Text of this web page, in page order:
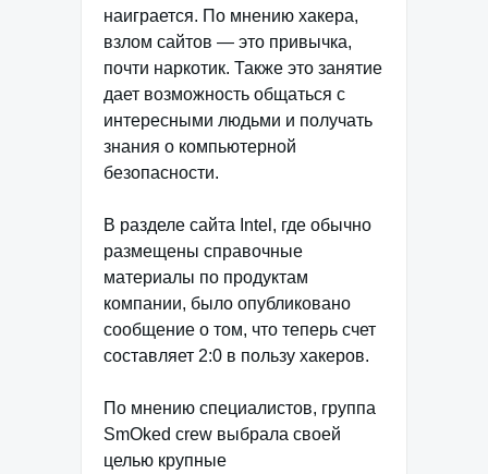
наиграется. По мнению хакера,
взлом сайтов — это привычка,
почти наркотик. Также это занятие
дает возможность общаться с
интересными людьми и получать
знания о компьютерной
безопасности.
В разделе сайта Intel, где обычно
размещены справочные
материалы по продуктам
компании, было опубликовано
сообщение о том, что теперь счет
составляет 2:0 в пользу хакеров.
По мнению специалистов, группа
SmOked crew выбрала своей
целью крупные